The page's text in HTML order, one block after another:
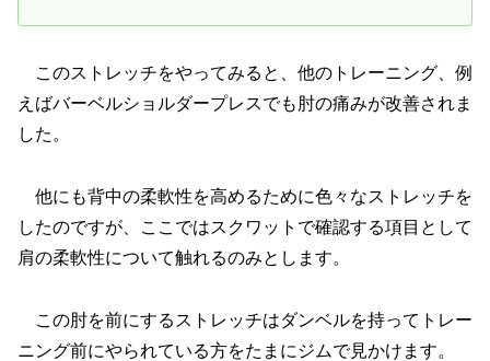
このストレッチをやってみると、他のトレーニング、例
えばバーベルショルダープレスでも肘の痛みが改善されま
した。
他にも背中の柔軟性を高めるために色々なストレッチを
したのですが、ここではスクワットで確認する項目として
肩の柔軟性について触れるのみとします。
この肘を前にするストレッチはダンベルを持ってトレー
ニング前にやられている方をたまにジムで見かけます。